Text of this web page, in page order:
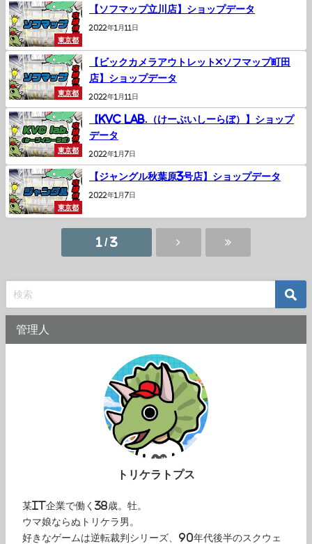
東京都
【ソフマップ立川店】ショップデータ
2022年1月11日
東京都
【ビックカメラアウトレット×ソフマップ町田
店】ショップデータ
2022年1月11日
東京都
【KVC lab.（けーぶいしーらぼ）】ショップ
データ
2022年1月7日
東京都
【ジャングル秋葉原3号店】ショップデータ
2022年1月7日
1 / 3
管理人
トリケラトプス
某IT企業で働く38歳。牡。
ウマ娘ならぬトリケラ男。
好きなゲームは逆転裁判シリーズ、90年代後半のスクウェ